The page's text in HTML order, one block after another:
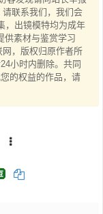
联系我们，我们会
，出镜模特均为成年
供素材与鉴赏学习
，版权归原作者所
小时内删除。共同
的权益的作品，请